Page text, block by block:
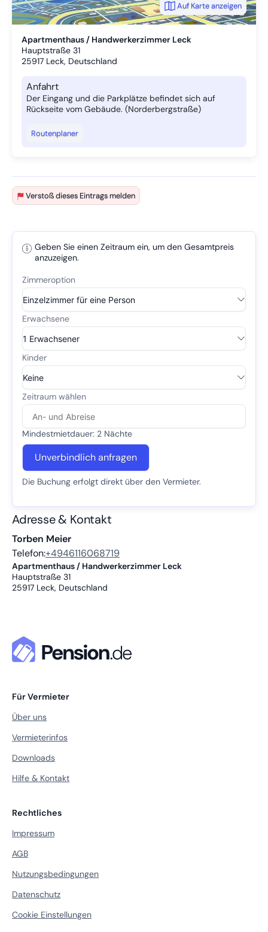
Apartmenthaus / Handwerkerzimmer Leck
Hauptstraße 31
25917 Leck, Deutschland
Anfahrt
Der Eingang und die Parkplätze befindet sich auf
Rückseite vom Gebäude. (Norderbergstraße)
Routenplaner
Auf Karte anzeigen
Verstoß dieses Eintrags melden
Geben Sie einen Zeitraum ein, um den Gesamtpreis
anzuzeigen.
Mindestmietdauer: 2 Nächte
Unverbindlich anfragen
Die Buchung erfolgt direkt über den Vermieter.
Adresse & Kontakt
Torben Meier
Telefon:+4946116068719
Apartmenthaus / Handwerkerzimmer Leck
Hauptstraße 31
25917 Leck, Deutschland
Für Vermieter
Über uns
Vermieterinfos
Downloads
Hilfe & Kontakt
Rechtliches
Impressum
AGB
Nutzungsbedingungen
Datenschutz
Cookie Einstellungen